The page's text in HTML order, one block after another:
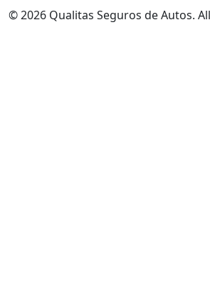
© 2026 Qualitas Seguros de Autos.